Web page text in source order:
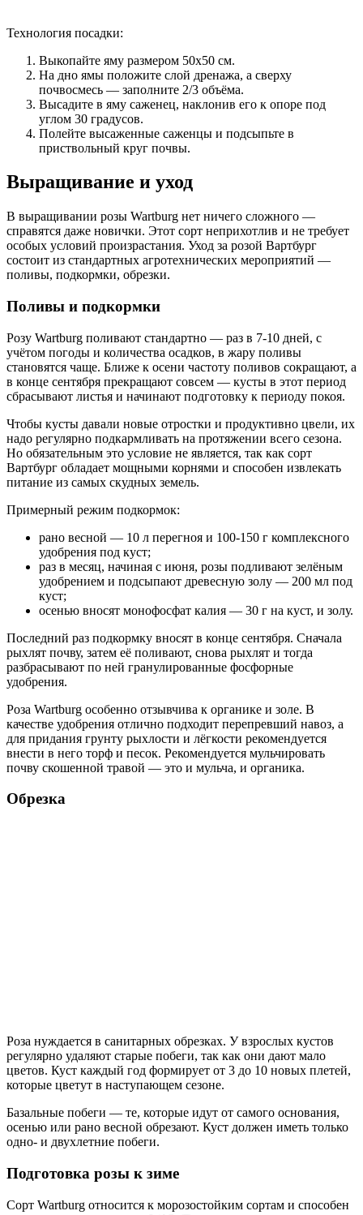
Технология посадки:
Выкопайте яму размером 50х50 см.
На дно ямы положите слой дренажа, а сверху
почвосмесь — заполните 2/3 объёма.
Высадите в яму саженец, наклонив его к опоре под
углом 30 градусов.
Полейте высаженные саженцы и подсыпьте в
приствольный круг почвы.
Выращивание и уход
В выращивании розы Wartburg нет ничего сложного —
справятся даже новички. Этот сорт неприхотлив и не требует
особых условий произрастания. Уход за розой Вартбург
состоит из стандартных агротехнических мероприятий —
поливы, подкормки, обрезки.
Поливы и подкормки
Розу Wartburg поливают стандартно — раз в 7-10 дней, с
учётом погоды и количества осадков, в жару поливы
становятся чаще. Ближе к осени частоту поливов сокращают, а
в конце сентября прекращают совсем — кусты в этот период
сбрасывают листья и начинают подготовку к периоду покоя.
Чтобы кусты давали новые отростки и продуктивно цвели, их
надо регулярно подкармливать на протяжении всего сезона.
Но обязательным это условие не является, так как сорт
Вартбург обладает мощными корнями и способен извлекать
питание из самых скудных земель.
Примерный режим подкормок:
рано весной — 10 л перегноя и 100-150 г комплексного
удобрения под куст;
раз в месяц, начиная с июня, розы подливают зелёным
удобрением и подсыпают древесную золу — 200 мл под
куст;
осенью вносят монофосфат калия — 30 г на куст, и золу.
Последний раз подкормку вносят в конце сентября. Сначала
рыхлят почву, затем её поливают, снова рыхлят и тогда
разбрасывают по ней гранулированные фосфорные
удобрения.
Роза Wartburg особенно отзывчива к органике и золе. В
качестве удобрения отлично подходит перепревший навоз, а
для придания грунту рыхлости и лёгкости рекомендуется
внести в него торф и песок. Рекомендуется мульчировать
почву скошенной травой — это и мульча, и органика.
Обрезка
Роза нуждается в санитарных обрезках. У взрослых кустов
регулярно удаляют старые побеги, так как они дают мало
цветов. Куст каждый год формирует от 3 до 10 новых плетей,
которые цветут в наступающем сезоне.
Базальные побеги — те, которые идут от самого основания,
осенью или рано весной обрезают. Куст должен иметь только
одно- и двухлетние побеги.
Подготовка розы к зиме
Сорт Wartburg относится к морозостойким сортам и способен